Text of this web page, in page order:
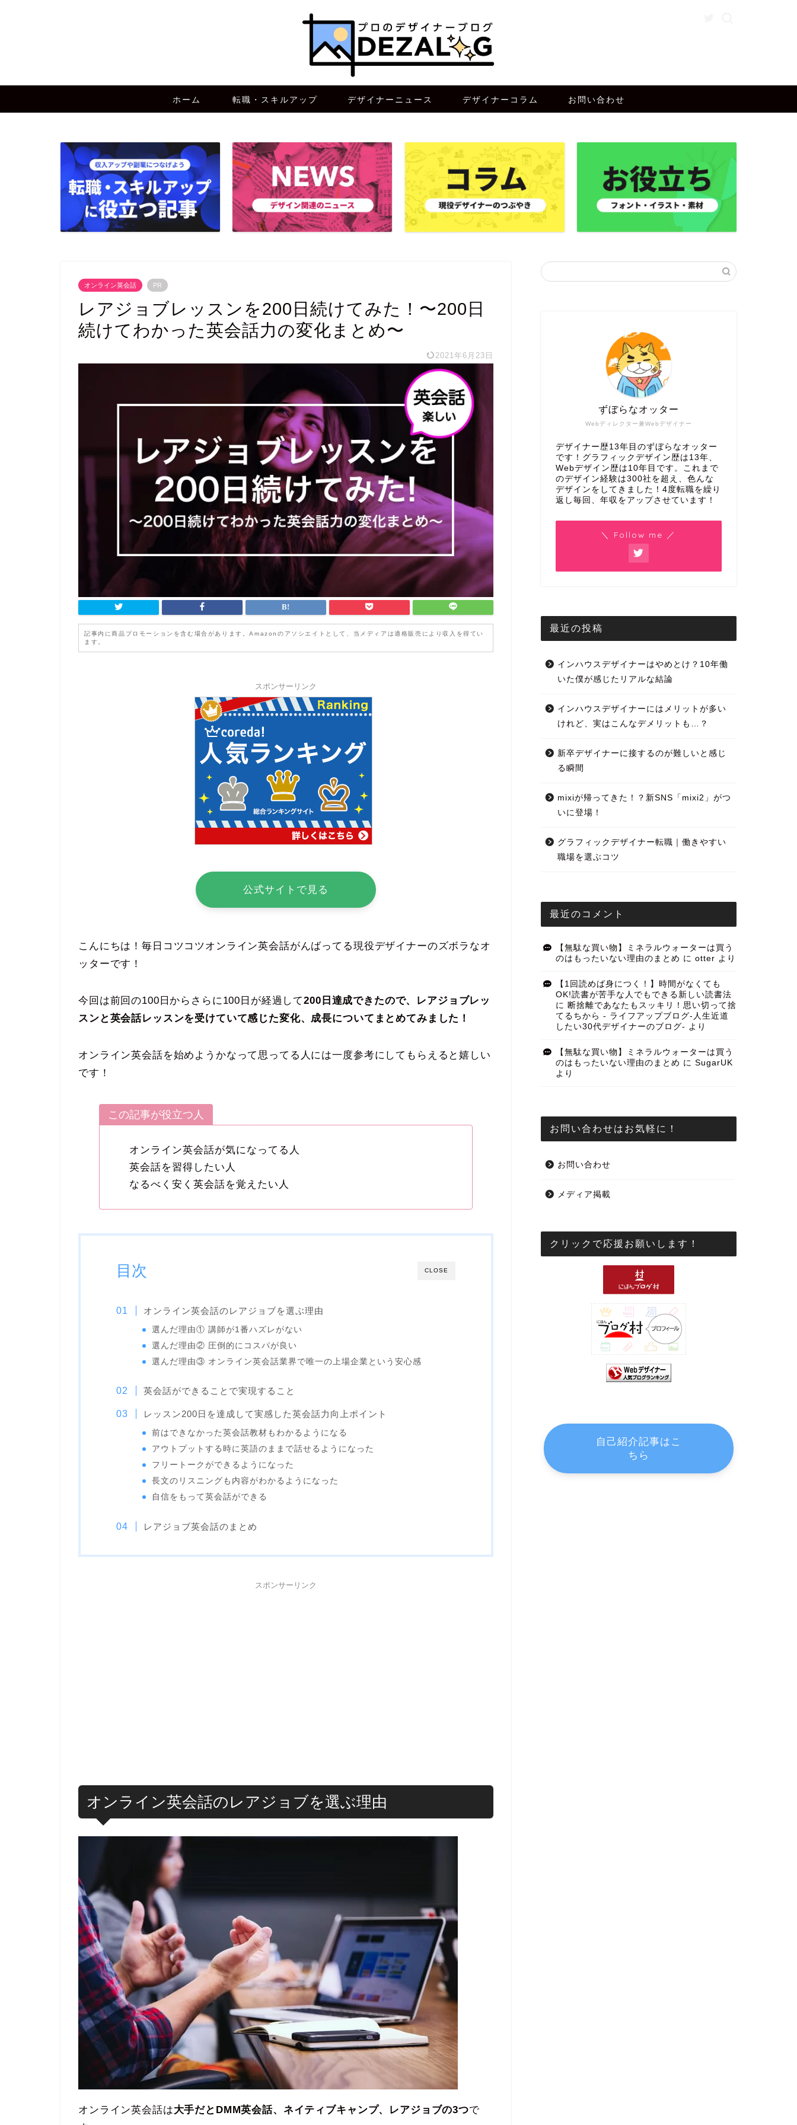
ホーム 転職・スキルアップ デザイナーニュース デザイナーコラム お問い合わせ
オンライン英会話 PR
レアジョブレッスンを200日続けてみた！〜200日
続けてわかった英会話力の変化まとめ〜
2021年6月23日
記事内に商品プロモーションを含む場合があります。Amazonのアソシエイトとして、当メディアは適格販売により収入を得てい
ます。
スポンサーリンク
公式サイトで見る
こんにちは！毎日コツコツオンライン英会話がんばってる現役デザイナーのズボラなオ
ッターです！
今回は前回の100日からさらに100日が経過して200日達成できたので、レアジョブレッ
スンと英会話レッスンを受けていて感じた変化、成長についてまとめてみました！
オンライン英会話を始めようかなって思ってる人には一度参考にしてもらえると嬉しい
です！
この記事が役立つ人
オンライン英会話が気になってる人
英会話を習得したい人
なるべく安く英会話を覚えたい人
CLOSE
目次
オンライン英会話のレアジョブを選ぶ理由
選んだ理由① 講師が1番ハズレがない
選んだ理由② 圧倒的にコスパが良い
選んだ理由③ オンライン英会話業界で唯一の上場企業という安心感
英会話ができることで実現すること
レッスン200日を達成して実感した英会話力向上ポイント
前はできなかった英会話教材もわかるようになる
アウトプットする時に英語のままで話せるようになった
フリートークができるようになった
長文のリスニングも内容がわかるようになった
自信をもって英会話ができる
レアジョブ英会話のまとめ
スポンサーリンク
オンライン英会話のレアジョブを選ぶ理由
オンライン英会話は大手だとDMM英会話、ネイティブキャンプ、レアジョブの3つで
Webディレクター兼Webデザイナー
ずぼらなオッター
デザイナー歴13年目のずぼらなオッター
です！グラフィックデザイン歴は13年、
Webデザイン歴は10年目です。これまで
のデザイン経験は300社を超え、色んな
デザインをしてきました！4度転職を繰り
返し毎回、年収をアップさせています！
＼ Follow me ／
最近の投稿
インハウスデザイナーはやめとけ？10年働
いた僕が感じたリアルな結論
インハウスデザイナーにはメリットが多い
けれど、実はこんなデメリットも…？
新卒デザイナーに接するのが難しいと感じ
る瞬間
mixiが帰ってきた！？新SNS「mixi2」がつ
いに登場！
グラフィックデザイナー転職｜働きやすい
職場を選ぶコツ
最近のコメント
【無駄な買い物】ミネラルウォーターは買う
のはもったいない理由のまとめ に otter より
【1回読めば身につく！】時間がなくても
OK!読書が苦手な人でもできる新しい読書法
に 断捨離であなたもスッキリ！思い切って捨
てるちから - ライフアップブログ-人生近道
したい30代デザイナーのブログ- より
【無駄な買い物】ミネラルウォーターは買う
のはもったいない理由のまとめ に SugarUK
より
お問い合わせはお気軽に！
お問い合わせ
メディア掲載
クリックで応援お願いします！
自己紹介記事はこ
ちら